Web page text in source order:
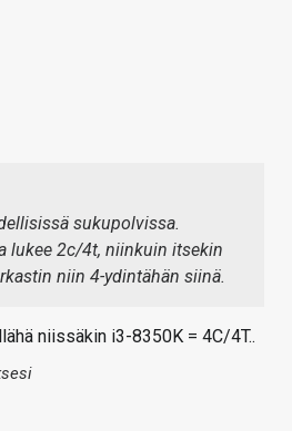
sukupolvissa.
lukee 2c/4t, niinkuin itsekin
niin 4-ydintähän siinä.
niissäkin i3-8350K = 4C/4T..